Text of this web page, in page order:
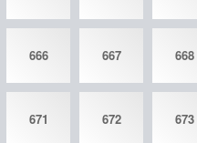
666 667 668
671 672 673